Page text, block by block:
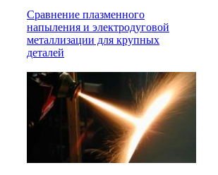
Сравнение плазменного
напыления и электродуговой
металлизации для крупных
деталей